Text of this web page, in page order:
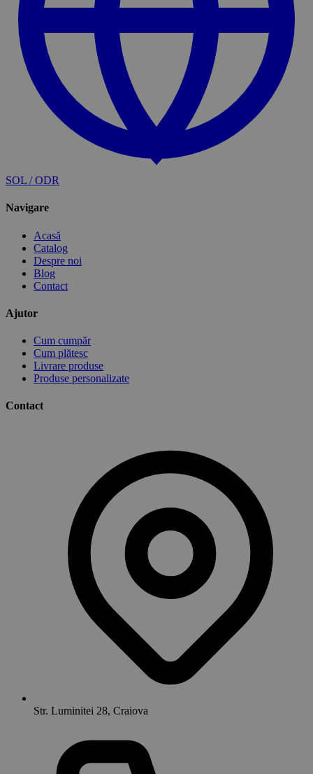
SOL / ODR
Navigare
Acasă
Catalog
Despre noi
Blog
Contact
Ajutor
Cum cumpăr
Cum plătesc
Livrare produse
Produse personalizate
Contact
Str. Luminitei 28, Craiova